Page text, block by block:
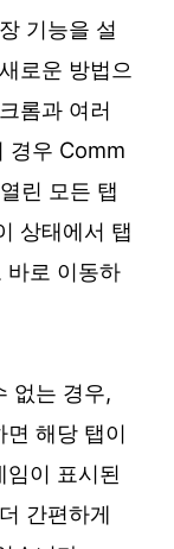
기능을 설
로운 방법으
롬과 여러
경우 Comm
린 모든 탭
상태에서 탭
바로 이동하
없는 경우,
해당 탭이
임이 표시된
간편하게